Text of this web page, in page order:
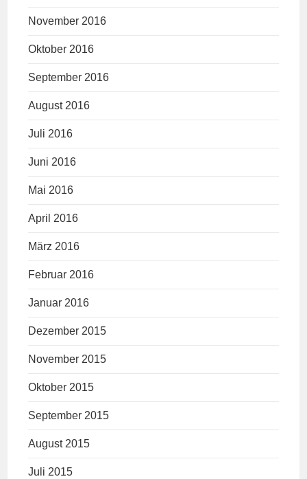
November 2016
Oktober 2016
September 2016
August 2016
Juli 2016
Juni 2016
Mai 2016
April 2016
März 2016
Februar 2016
Januar 2016
Dezember 2015
November 2015
Oktober 2015
September 2015
August 2015
Juli 2015